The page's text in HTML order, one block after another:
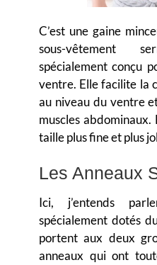
C’est une gaine
sous-vêtement
spécialement conçu
ventre. Elle facilite la
au niveau du ventre
muscles
taille plus fine et plus
Les Anneaux
Ici, j’entends
spécialement dotés
portent aux deux
anneaux qui ont